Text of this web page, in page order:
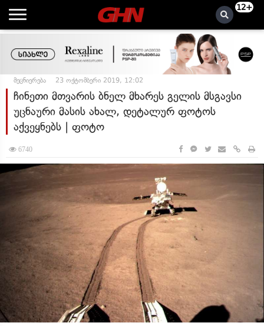
12+
მეცნიერება 23 ოქტომბერი 2019, 12:02
ჩინეთი მთვარის ბნელ მხარეს გელის მსგავსი
უცნაური მასის ახალ, დეტალურ ფოტოს
აქვეყნებს | ფოტო
6740